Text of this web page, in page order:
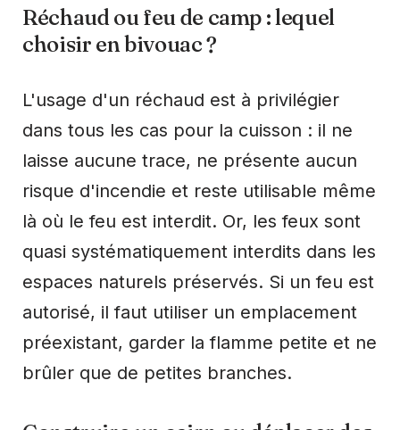
Réchaud ou feu de camp : lequel
choisir en bivouac ?
L'usage d'un réchaud est à privilégier
dans tous les cas pour la cuisson : il ne
laisse aucune trace, ne présente aucun
risque d'incendie et reste utilisable même
là où le feu est interdit. Or, les feux sont
quasi systématiquement interdits dans les
espaces naturels préservés. Si un feu est
autorisé, il faut utiliser un emplacement
préexistant, garder la flamme petite et ne
brûler que de petites branches.